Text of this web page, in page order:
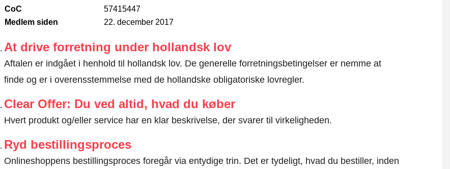
CoC
57415447
Medlem siden
22. december 2017
At drive forretning under hollandsk lov
Aftalen er indgået i henhold til hollandsk lov. De generelle forretningsbetingelser er nemme at
finde og er i overensstemmelse med de hollandske obligatoriske lovregler.
Clear Offer: Du ved altid, hvad du køber
Hvert produkt og/eller service har en klar beskrivelse, der svarer til virkeligheden.
Ryd bestillingsproces
Onlineshoppens bestillingsproces foregår via entydige trin. Det er tydeligt, hvad du bestiller, inden